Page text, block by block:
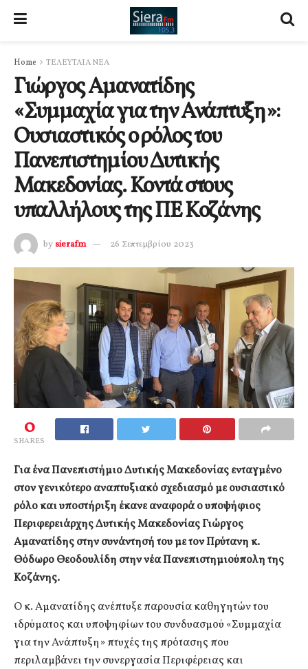
Home ΤΕΛΕΥΤΑΙΑ ΝΕΑ
Γιώργος Αμανατίδης
«Συμμαχία για την Ανάπτυξη»:
Ουσιαστικός ο ρόλος του
Πανεπιστημίου Δυτικής
Μακεδονίας. Κοντά στους
υπαλλήλους της ΠΕ Κοζάνης
by sierafm 26 Σεπτεμβρίου 2023
0
SHARES
Για ένα Πανεπιστήμιο Δυτικής Μακεδονίας ενταγμένο
στον γενικότερο αναπτυξιακό σχεδιασμό με ουσιαστικό
ρόλο και υποστήριξη έκανε αναφορά ο υποψήφιος
Περιφερειάρχης Δυτικής Μακεδονίας Γιώργος
Αμανατίδης στην συνάντησή του με τον Πρύτανη κ.
Θόδωρο Θεοδουλίδη στην νέα Πανεπιστημιούπολη της
Κοζάνης.
Ο κ. Αμανατίδης ανέπτυξε παρουσία καθηγητών του
ιδρύματος και υποψηφίων του συνδυασμού «Συμμαχία
για την Ανάπτυξη» πτυχές της πρότασης που
περιλαμβάνει την συνεργασία Περιφέρειας και